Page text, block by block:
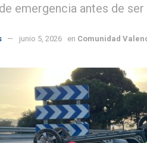
emergencia antes de
junio 5, 2026 en Comunidad